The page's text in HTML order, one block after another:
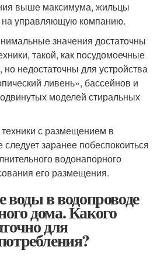
выше максимума, жильцы
на управляющую компанию.
значения достаточны
такой, как посудомоечные
недостаточны для устройства
ливень», бассейнов и
моделей стиральных
с размещением в
заранее побеспокоиться
водонапорного
его размещения.
воды в водопроводе
дома. Какого
для